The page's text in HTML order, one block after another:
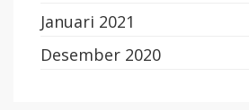
Januari 2021
Desember 2020